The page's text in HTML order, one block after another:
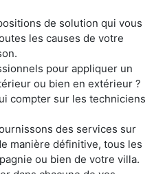
de solution qui vous
les causes de votre
pour appliquer un
ou bien en extérieur ?
compter sur les techniciens
des services sur
manière définitive, tous les
ou bien de votre villa.